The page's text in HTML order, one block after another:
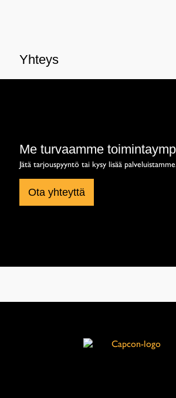
Yhteys
Me turvaamme
Jätä tarjouspyyntö tai kysy lisää
Ota yhteyttä